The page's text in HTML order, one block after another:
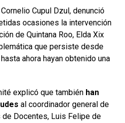
Cupul Dzul, denunció
ocasiones la intervención
de Quintana Roo, Elda Xix
que persiste desde
ahora hayan obtenido una
explicó que también han
al coordinador general de
Docentes, Luis Felipe de